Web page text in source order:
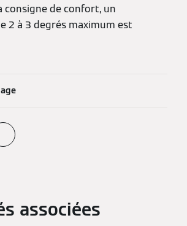
consigne de confort, un
2 à 3 degrés maximum est
associées